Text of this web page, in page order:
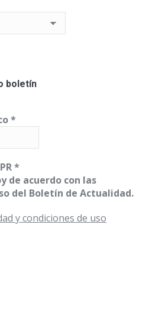
boletín
*
*
de acuerdo con las
del Boletín de Actualidad.
y condiciones de uso